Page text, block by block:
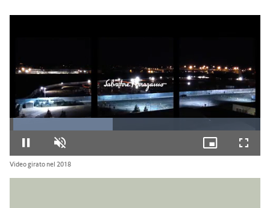
Pause Unmute
41.12%
Picture-
in-
Video girato nel 2018